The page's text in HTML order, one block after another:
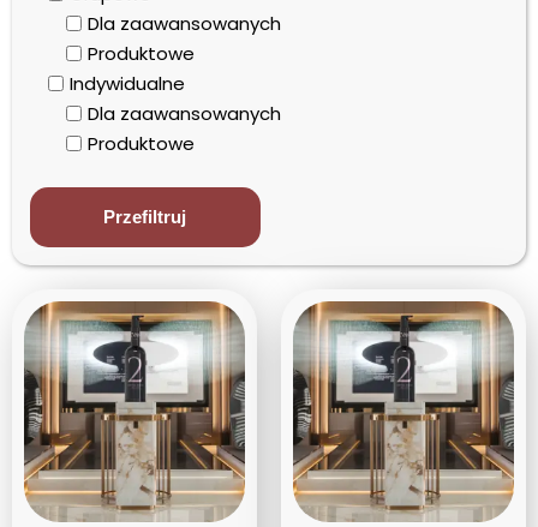
Dla zaawansowanych
Produktowe
Indywidualne
Dla zaawansowanych
Produktowe
Przefiltruj